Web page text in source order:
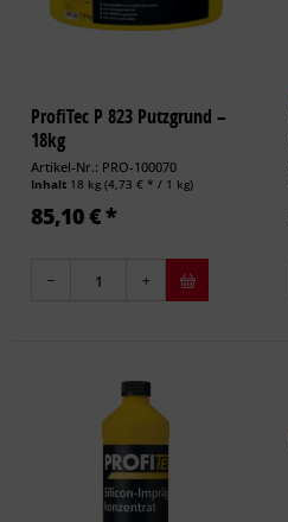
ProfiTec P 823 Putzgrund –
18kg
Artikel-Nr.: PRO-100070
Inhalt 18 kg(4,73 € * / 1 kg)
85,10 € *